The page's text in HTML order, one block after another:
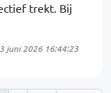
trekt. Bij
juni 2026 16:44:23